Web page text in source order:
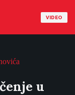
VIDEO
u